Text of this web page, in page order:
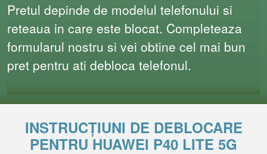
Pretul depinde de modelul telefonului si
reteaua in care este blocat. Completeaza
formularul nostru si vei obtine cel mai bun
pret pentru ati debloca telefonul.
INSTRUCȚIUNI DE DEBLOCARE
PENTRU HUAWEI P40 LITE 5G